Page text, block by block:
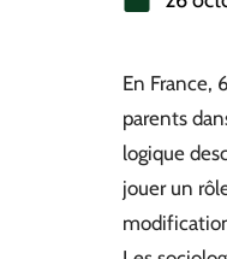
En France,
parents
logique
jouer un